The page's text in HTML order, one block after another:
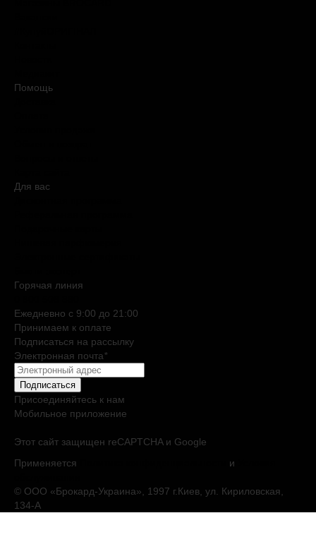
Помощь
Для вас
Горячая линия
Ежедневно c 9:00 до 21:00
Принимаем к оплате
Подписаться на рассылку
Электронная почта*
Подписаться
Присоединяйтесь к нам
Мобильное приложение
Этот сайт защищен reCAPTCHA и Google
Применяется
и
© ООО «Брокард-Украина», 1997 г.Киев, ул. Кириловская,
134-А